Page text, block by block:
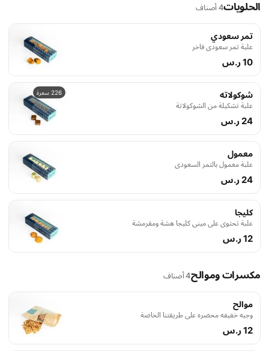
الحلويات4 أصناف
تمر سعودي
علبة تمر سعودي فاخر
10 ر.س
226 سعرة شوكولاته
علبة تشكيلة من الشوكولاتة
24 ر.س
معمول
علبة معمول بالتمر السعودي
24 ر.س
كليجا
علبة تحتوي على ميني كليجا هشة ومقرمشة
12 ر.س
مكسرات وموالح4 أصناف
موالح
وجبه خفيفه محضره على طريقتنا الخاصة
12 ر.س